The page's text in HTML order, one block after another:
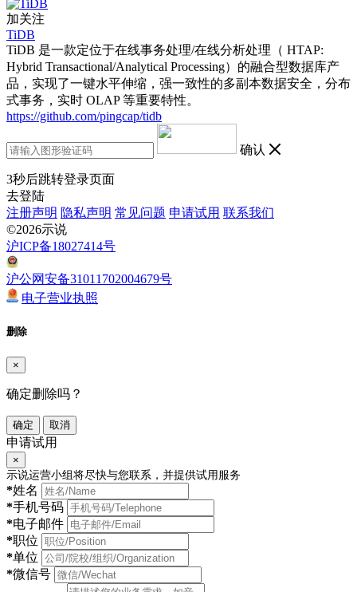
加关注
TiDB
TiDB 是一款定位于在线事务处理/在线分析处理（ HTAP:
Hybrid Transactional/Analytical Processing）的融合型数据库产
品，实现了一键水平伸缩，强一致性的多副本数据安全，分布
式事务，实时 OLAP 等重要特性。
https://github.com/pingcap/tidb
确认
3秒后跳转登录页面
去登陆
注册声明 隐私声明 常见问题 申请试用 联系我们
©2026示说
沪ICP备18027414号
沪公网安备31011702004679号
电子营业执照
删除
×
确定删除吗？
确定 取消
申请试用
×
示说运营小组将尽快与您联系，并提供试用服务
*姓名
*手机号码
*电子邮件
*职位
*单位
*微信号